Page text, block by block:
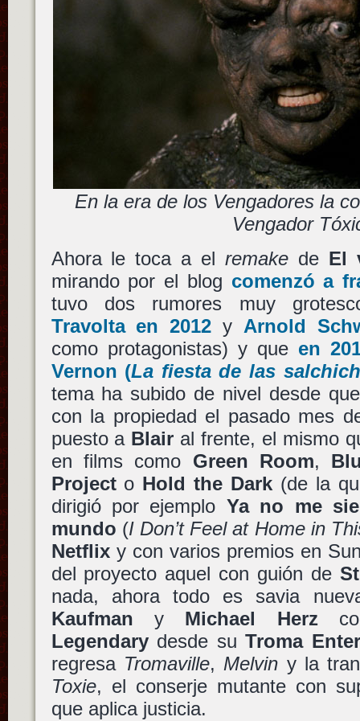
En la era de los Vengadores la
Vengador
Ahora le toca a elremake de El
mirando por el blog comenzó a
tuvo dos rumores muy
Travoltaen 2012 y Arnold
como protagonistas) y que en
Vernon (La fiesta de las
tema ha subido de nivel desde
con la propiedad el pasado mes
puesto a Blair al frente, el mismo
en films como Green Room,
Projecto Hold the Dark (de la
dirigió por ejemplo Ya no me
mundo (I Don’t Feel at Home in
Netflixy con varios premios en
del proyecto aquel con guión de
nada, ahora todo es savia
Kaufman y Michael Herz
Legendarydesde suTroma
regresa Tromaville, Melvin y la
Toxie, el conserje mutante con
que aplica justicia.